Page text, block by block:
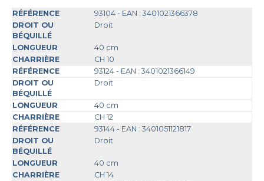
93104 - EAN : 3401021366378
Droit
40 cm
CH 10
93124 - EAN : 3401021366149
Droit
40 cm
CH 12
93144 - EAN : 3401051121817
Droit
40 cm
CH 14